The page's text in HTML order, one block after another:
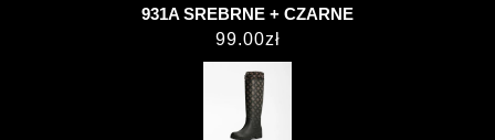
931A SREBRNE + CZARNE
99.00zł